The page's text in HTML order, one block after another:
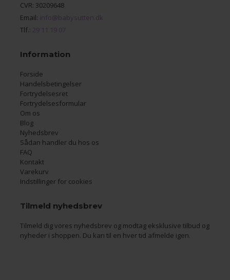
CVR: 30209648
Email: info@babysutten.dk
Tlf.: 29 11 19 07
Information
Forside
Handelsbetingelser
Fortrydelsesret
Fortrydelsesformular
Om os
Blog
Nyhedsbrev
Sådan handler du hos os
FAQ
Kontakt
Varekurv
Indstillinger for cookies
Tilmeld nyhedsbrev
Tilmeld dig vores nyhedsbrev og modtag eksklusive tilbud og
nyheder i shoppen. Du kan til en hver tid afmelde igen.